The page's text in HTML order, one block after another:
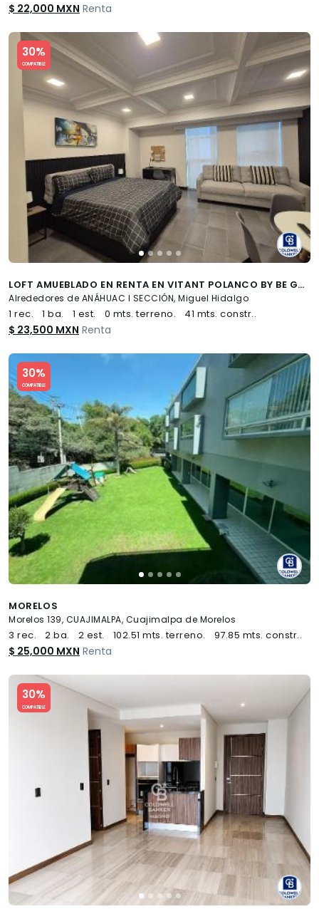
$ 22,000 MXN Renta
30%
COMPATIBLE
Slide 1 of 5
LOFT AMUEBLADO EN RENTA EN VITANT POLANCO BY BE GRAND, ANÁHUAC I, MIGUEL HIDALGO, CDMX
Alrededores de ANÁHUAC I SECCIÓN, Miguel Hidalgo
1 rec. 1 ba. 1 est. 0 mts. terreno. 41 mts. constr..
$ 23,500 MXN Renta
30%
COMPATIBLE
Slide 1 of 5
MORELOS
Morelos 139, CUAJIMALPA, Cuajimalpa de Morelos
3 rec. 2 ba. 2 est. 102.51 mts. terreno. 97.85 mts. constr..
$ 25,000 MXN Renta
30%
COMPATIBLE
Slide 1 of 5